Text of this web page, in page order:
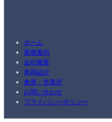
ホーム
業務案内
会社概要
車両紹介
倉庫・営業所
お問い合わせ
プライバシーポリシー